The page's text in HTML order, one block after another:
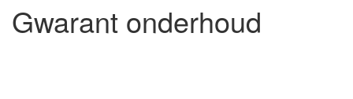
Gwarant onderhoud